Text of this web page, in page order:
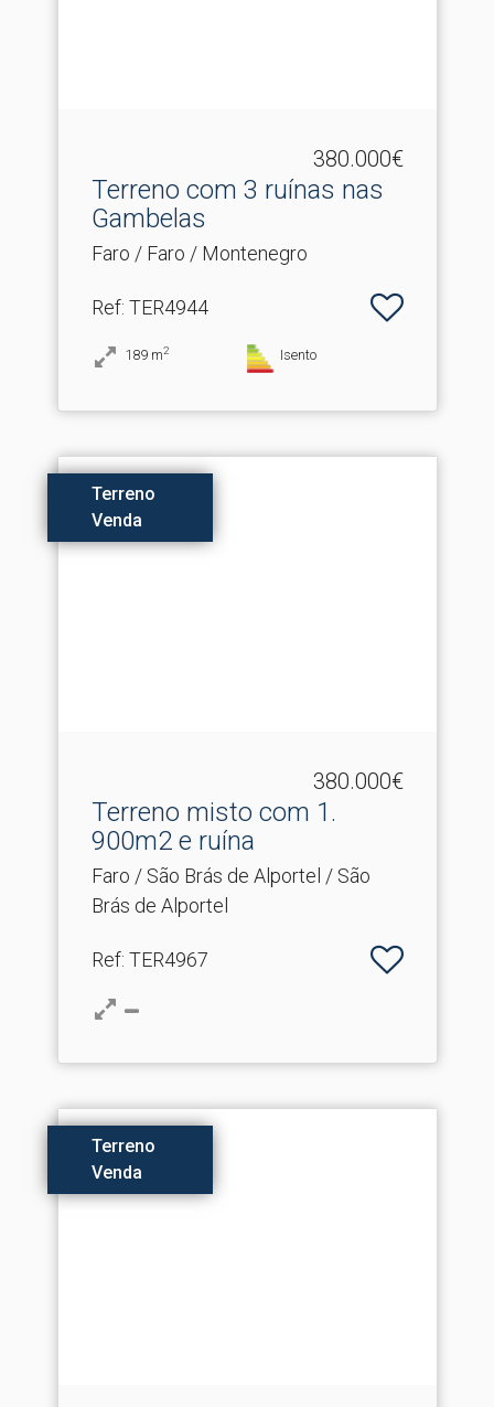
380.000€
Terreno com 3 ruínas nas
Gambelas
Faro / Faro / Montenegro
Ref: TER4944
189 m2 Isento
Terreno
Venda
380.000€
Terreno misto com 1.​
900m2 e ruína
Faro / São Brás de Alportel / São
Brás de Alportel
Ref: TER4967
Terreno
Venda